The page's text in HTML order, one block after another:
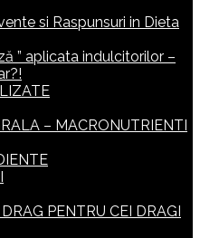
si Raspunsuri in Dieta
” aplicata indulcitorilor –
– MACRONUTRIENTI
PENTRU CEI DRAGI